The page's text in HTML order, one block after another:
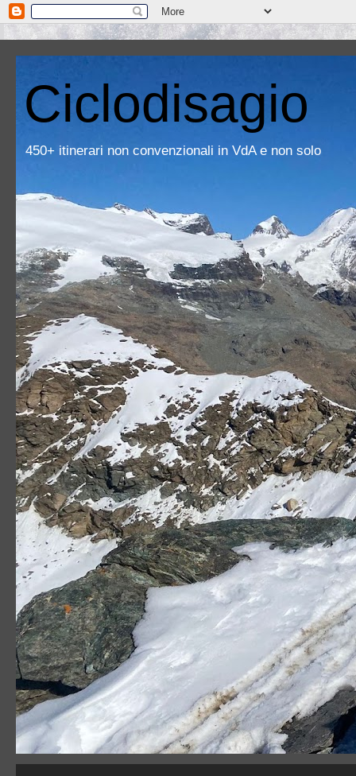
Ciclodisagio
450+ itinerari non convenzionali in VdA e non solo